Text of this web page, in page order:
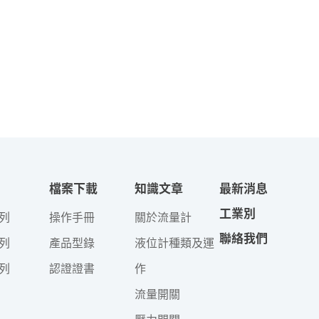
檔案下載
操作手冊
產品型錄
認證證書
知識文章
關於流量計
液位計種類及運
作
流量開關
最新消息
工業別
聯絡我們